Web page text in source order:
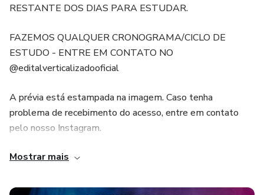
RESTANTE DOS DIAS PARA ESTUDAR.
FAZEMOS QUALQUER CRONOGRAMA/CICLO DE
ESTUDO - ENTRE EM CONTATO NO
@editalverticalizadooficial
A prévia está estampada na imagem. Caso tenha
problema de recebimento do acesso, entre em contato
pelo nosso Instagram.
Organização leva à aprovação!
NÃO SE ESQUEÇA DE DAR 5 ESTRELAS NA
Mostrar mais